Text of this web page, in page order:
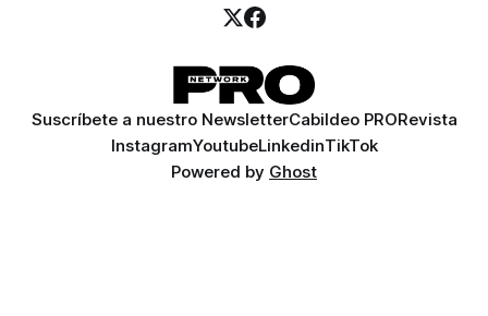
Suscríbete a nuestro NewsletterCabildeo PRORevista
InstagramYoutubeLinkedinTikTok
Powered by Ghost